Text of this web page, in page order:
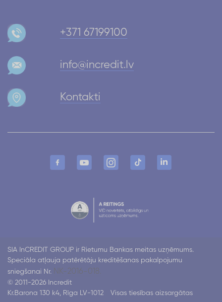
+371 67199100
info@incredit.lv
Kontakti
SIA InCREDIT GROUP ir Rietumu Bankas meitas uzņēmums.
Speciāla atļauja patērētāju kreditēšanas pakalpojumu
sniegšanai Nr. NK-2016-018.
© 2011-2026 Incredit
Kr.Barona 130 k4, Rīga LV-1012
Visas tiesības aizsargātas